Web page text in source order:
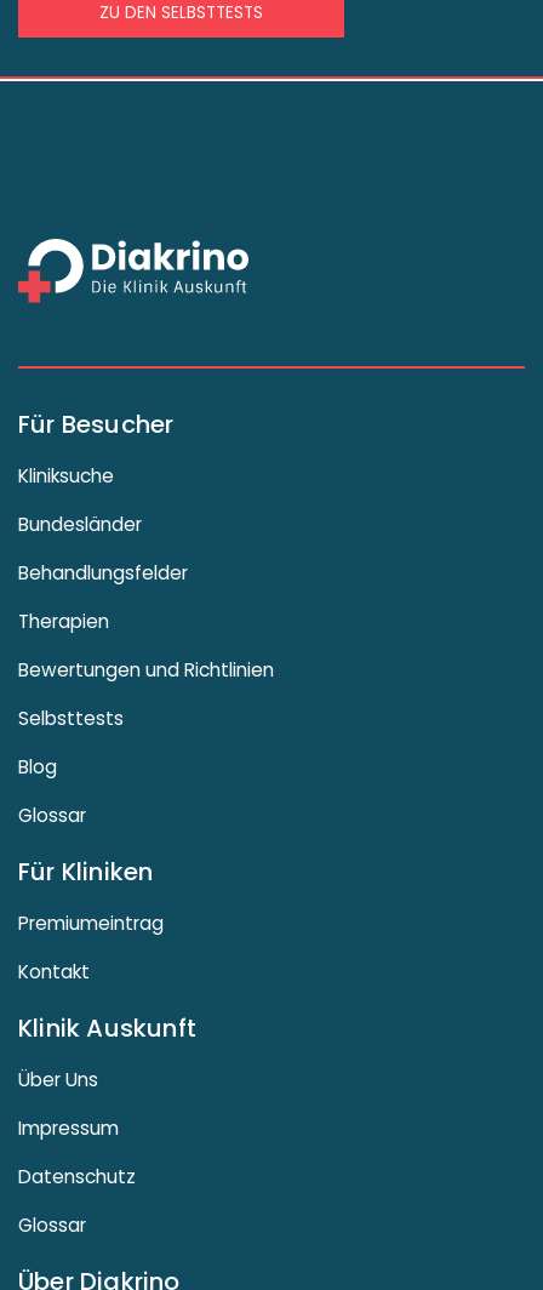
ZU DEN SELBSTTESTS
Für Besucher
Kliniksuche
Bundesländer
Behandlungsfelder
Therapien
Bewertungen und Richtlinien
Selbsttests
Blog
Glossar
Für Kliniken
Premiumeintrag
Kontakt
Klinik Auskunft
Über Uns
Impressum
Datenschutz
Glossar
Über Diakrino